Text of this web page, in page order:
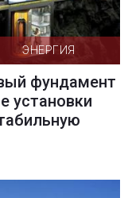
ЭНЕРГИЯ
фундамент
установки